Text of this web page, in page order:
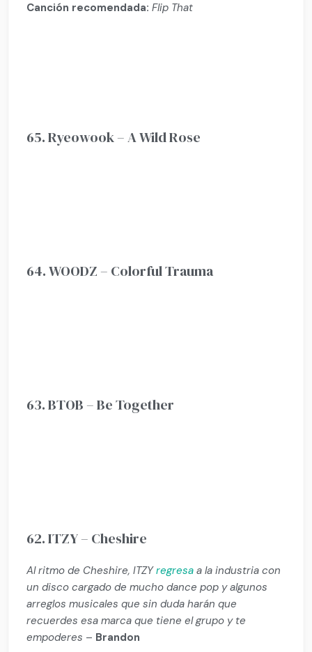
Canción recomendada: Flip That
65. Ryeowook – A Wild Rose
64. WOODZ – Colorful Trauma
63. BTOB – Be Together
62. ITZY – Cheshire
Al ritmo de Cheshire, ITZYregresa a la industria con
un disco cargado de mucho dance pop y algunos
arreglos musicales que sin duda harán que
recuerdes esa marca que tiene el grupo y te
empoderes – Brandon